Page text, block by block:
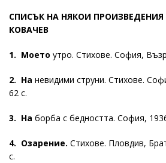
СПИСЪК НА НЯКОИ
КОВАЧЕВ
1. Моето утро. Стихове. София,
2. На невидими струни. Стихове.
62 с.
3. На борба с бедността. София,
4. Озарение. Стихове. Пловдив,
с.